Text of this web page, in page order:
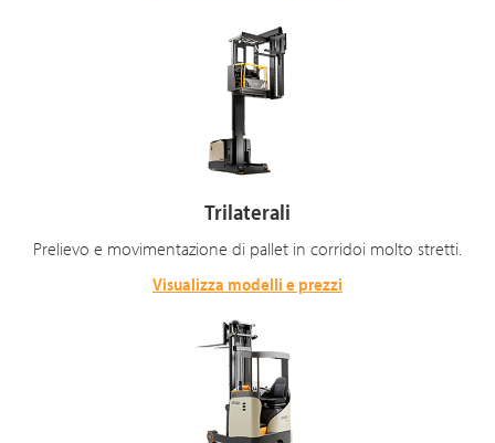
Trilaterali
Prelievo e movimentazione di pallet in corridoi molto stretti.
Visualizza modelli e prezzi